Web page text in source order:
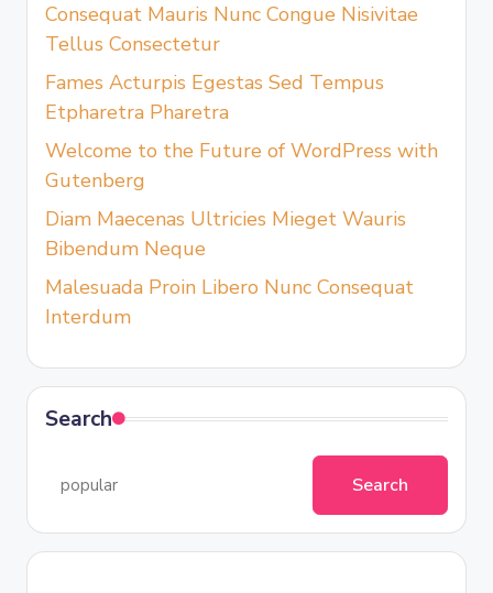
Consequat Mauris Nunc Congue Nisivitae
Tellus Consectetur
Fames Acturpis Egestas Sed Tempus
Etpharetra Pharetra
Welcome to the Future of WordPress with
Gutenberg
Diam Maecenas Ultricies Mieget Wauris
Bibendum Neque
Malesuada Proin Libero Nunc Consequat
Interdum
Search
Search